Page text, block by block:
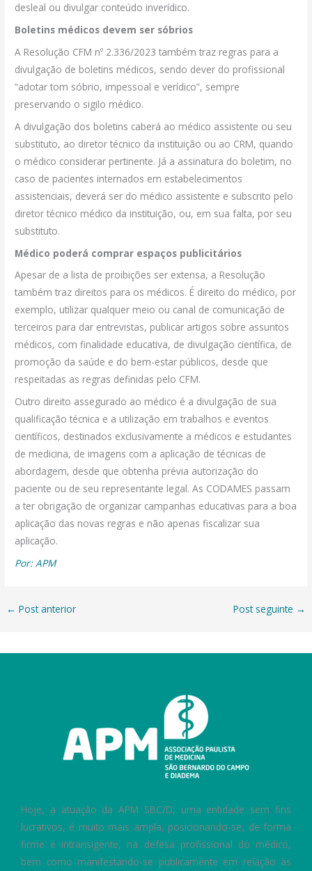
desleal ou divulgar conteúdo inverídico.
Boletins médicos devem ser sóbrios
A Resolução CFM nº 2.336/2023 também traz regras para a
divulgação de boletins médicos, sendo dever do profissional
“adotar tom sóbrio, impessoal e verídico”, sempre
preservando o sigilo médico.
A divulgação dos boletins caberá ao médico assistente ou seu
substituto, ao diretor técnico da instituição ou ao CRM, quando
o médico considerar pertinente. Já a assinatura do boletim, no
caso de pacientes internados em estabelecimentos
assistenciais, deverá ser do médico assistente e subscrito pelo
diretor técnico médico da instituição, ou, em sua falta, por seu
substituto.
Médico poderá comprar espaços publicitários
Apesar de a lista de proibições ser extensa, a Resolução
também traz direitos para os médicos. É direito do médico, por
exemplo, utilizar qualquer meio ou canal de comunicação de
terceiros para dar entrevistas, publicar artigos sobre assuntos
médicos, com finalidade educativa, de divulgação científica, de
promoção da saúde e do bem-estar públicos, desde que
respeitadas as regras definidas pelo CFM.
Outro direito assegurado ao médico é a divulgação de sua
qualificação técnica e a utilização em trabalhos e eventos
científicos, destinados exclusivamente a médicos e estudantes
de medicina, de imagens com a aplicação de técnicas de
abordagem, desde que obtenha prévia autorização do
paciente ou de seu representante legal. As CODAMES passam
a ter obrigação de organizar campanhas educativas para a boa
aplicação das novas regras e não apenas fiscalizar sua
aplicação.
Por: APM
← Post anterior Post seguinte →
Hoje, a atuação da APM SBC/D, uma entidade sem fins
lucrativos, é muito mais ampla, posicionando-se, de forma
firme e intransigente, na defesa profissional do médico,
bem como manifestando-se publicamente em relação às